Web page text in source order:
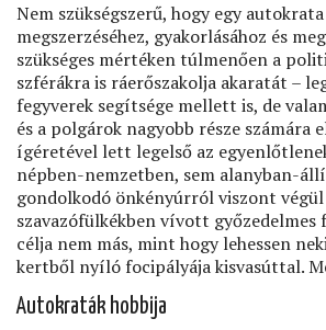
Nem szükségszerű, hogy egy
megszerzéséhez, gyakorlásához és
szükséges mértéken túlmenően a
szférákra is ráerőszakolja akaratát –
fegyverek segítsége mellett is, de
és a polgárok nagyobb része számára
ígéretével lett legelső az
népben-nemzetben, sem alanyban-
gondolkodó önkényúrról viszont
szavazófülkékben vívott győzedelmes
célja nem más, mint hogy lehessen
kertből nyíló focipályája kisvasúttal.
Autokraták hobbija